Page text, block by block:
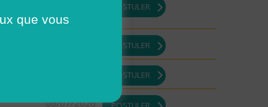
POSTULER
POSTULER
POSTULER
06/07/2026
que vous